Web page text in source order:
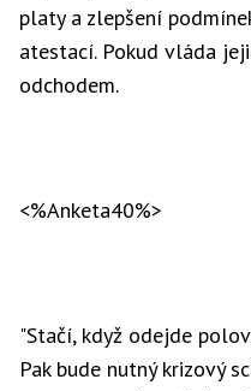
platy a zlepšení
atestací. Pokud vláda
odchodem.
<%Anketa40%>
"Stačí, když odejde
Pak bude nutný krizový